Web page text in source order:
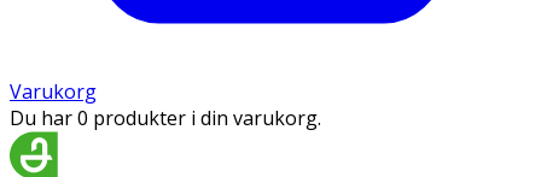
Varukorg
Du har 0 produkter i din varukorg.